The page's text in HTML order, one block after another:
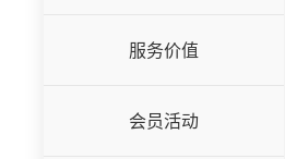
服务价值
会员活动